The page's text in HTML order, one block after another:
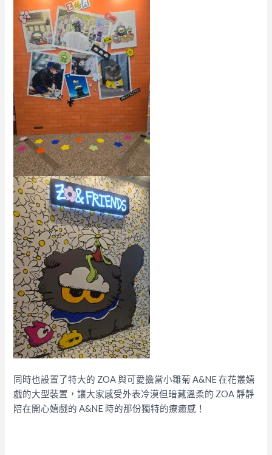
同時也設置了特大的 ZOA 與可愛擔當小雛菊 A&NE 在花叢嬉
戲的大型裝置，讓大家感受外表冷漠但暗藏溫柔的 ZOA 靜靜
陪在開心嬉戲的 A&NE 時的那份獨特的療癒感！